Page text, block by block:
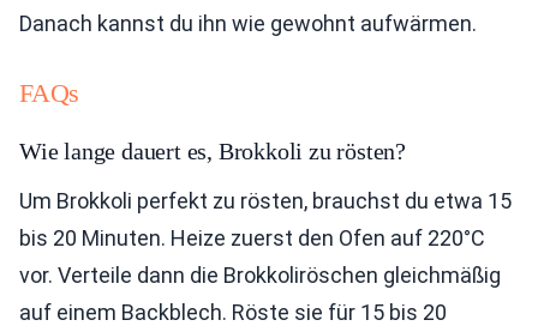
Danach kannst du ihn wie gewohnt aufwärmen.
FAQs
Wie lange dauert es, Brokkoli zu rösten?
Um Brokkoli perfekt zu rösten, brauchst du etwa 15
bis 20 Minuten. Heize zuerst den Ofen auf 220°C
vor. Verteile dann die Brokkoliröschen gleichmäßig
auf einem Backblech. Röste sie für 15 bis 20